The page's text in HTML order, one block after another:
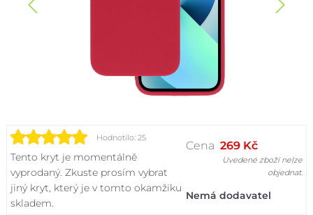
Hodnotilo: 25
Tento kryt je momentálně
vyprodaný. Zkuste prosím vybrat
jiný kryt, který je v tomto okamžiku
skladem.
Cena 269 Kč
Uvedené zboží nelze
objednat.
Nemá dodavatel